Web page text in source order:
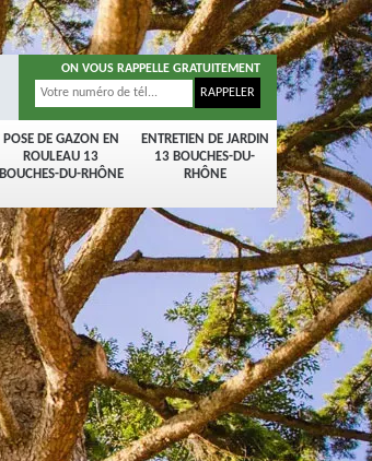
POSE DE GAZON EN
ROULEAU 13
BOUCHES-DU-RHÔNE
ENTRETIEN DE JARDIN
13 BOUCHES-DU-
RHÔNE
ON VOUS RAPPELLE GRATUITEMENT